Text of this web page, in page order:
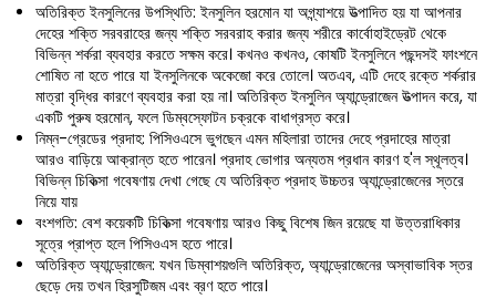
অতিরিক্ত ইনসুলিনের উপস্থিতি: ইনসুলিন হরমোন যা অগ্ন্যাশয়ে উত্পাদিত হয় যা আপনার
দেহের শক্তি সরবরাহের জন্য শক্তি সরবরাহ করার জন্য শরীরে কার্বোহাইড্রেট থেকে
বিভিন্ন শর্করা ব্যবহার করতে সক্ষম করে। কখনও কখনও, কোষটি ইনসুলিনে পছন্দসই ফাংশনে
শোষিত না হতে পারে যা ইনসুলিনকে অকেজো করে তোলে। অতএব, এটি দেহে রক্তে শর্করার
মাত্রা বৃদ্ধির কারণে ব্যবহার করা হয় না। অতিরিক্ত ইনসুলিন অ্যান্ড্রোজেন উত্পাদন করে, যা
একটি পুরুষ হরমোন, ফলে ডিম্বস্ফোটন চক্রকে বাধাগ্রস্ত করে।
নিম্ন-গ্রেডের প্রদাহ: পিসিওএসে ভুগছেন এমন মহিলারা তাদের দেহে প্রদাহের মাত্রা
আরও বাড়িয়ে আক্রান্ত হতে পারেন। প্রদাহ ভোগার অন্যতম প্রধান কারণ হ'ল স্থূলত্ব।
বিভিন্ন চিকিত্সা গবেষণায় দেখা গেছে যে অতিরিক্ত প্রদাহ উচ্চতর অ্যান্ড্রোজেনের স্তরে
নিয়ে যায়
বংশগতি: বেশ কয়েকটি চিকিত্সা গবেষণায় আরও কিছু বিশেষ জিন রয়েছে যা উত্তরাধিকার
সূত্রে প্রাপ্ত হলে পিসিওএস হতে পারে।
অতিরিক্ত অ্যান্ড্রোজেন: যখন ডিম্বাশয়গুলি অতিরিক্ত, অ্যান্ড্রোজেনের অস্বাভাবিক স্তর
ছেড়ে দেয় তখন হিরসুটিজম এবং ব্রণ হতে পারে।